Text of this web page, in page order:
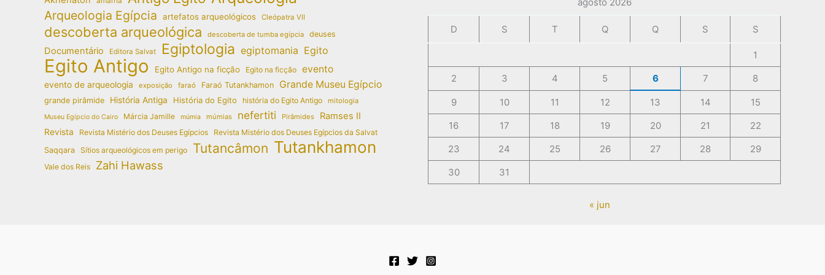
Arqueologia Egípcia artefatos arqueológicos Cleópatra VII
descoberta arqueológica descoberta de tumba egípcia deuses
Documentário Editora Salvat Egiptologia egiptomania Egito
Egito Antigo Egito Antigo na ficção Egito na ficção evento
evento de arqueologia exposição faraó Faraó Tutankhamon Grande Museu Egípcio
grande pirâmide História Antiga História do Egito história do Egito Antigo mitologia
Museu Egípcio do Cairo Márcia Jamille múmia múmias nefertiti Pirâmides Ramses II
Revista Revista Mistério dos Deuses Egípcios
Revista Mistério dos Deuses Egípcios da Salvat
Saqqara Sítios arqueológicos em perigo Tutancâmon Tutankhamon
Vale dos Reis Zahi Hawass
D S T Q Q S S
1
2
3 4 5 6 7 8
9 10 11 12 13 14
15
16
17 18 19 20 21
22
23
24 25 26 27 28
29
30
31
« jun